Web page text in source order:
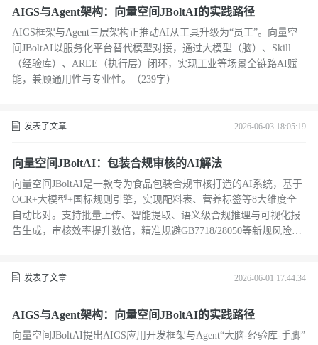
AIGS与Agent架构：向量空间JBoltAI的实践路径
AIGS框架与Agent三层架构正推动AI从工具升级为“员工”。向量空
间JBoltAI以服务化平台替代模型对接，通过大模型（脑）、Skill
（经验库）、AREE（执行层）闭环，实现工业等场景全链路AI赋
能，兼顾通用性与专业性。（239字）
发表了文章 2026-06-03 18:05:19
向量空间JBoltAI：包装合规审核的AI解法
向量空间JBoltAI是一款专为食品包装合规审核打造的AI系统，基于
OCR+大模型+国标规则引擎，实现配料表、营养标签等8大维度全
自动比对。支持批量上传、智能提取、语义级合规推理与可视化报
告生成，审核效率提升数倍，精准规避GB7718/28050等新规风险。
发表了文章 2026-06-01 17:44:34
AIGS与Agent架构：向量空间JBoltAI的实践路径
向量空间JBoltAI提出AIGS应用开发框架与Agent“大脑-经验库-手脚”